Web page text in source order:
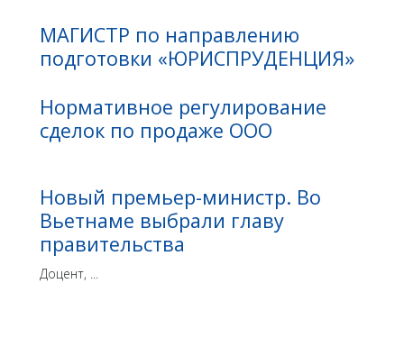
МАГИСТР по направлению
подготовки «ЮРИСПРУДЕНЦИЯ»
Нормативное регулирование
сделок по продаже ООО
Новый премьер-министр. Во
Вьетнаме выбрали главу
правительства
Доцент, ...